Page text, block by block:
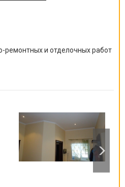
ремонтных и отделочных работ